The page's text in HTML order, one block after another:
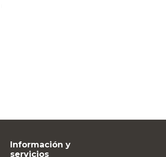
Información y
servicios